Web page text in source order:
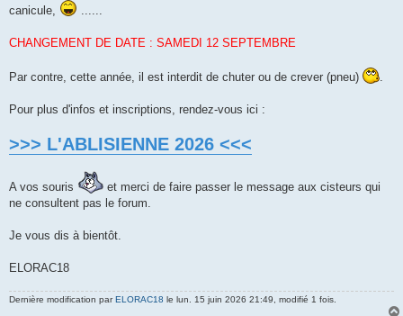
canicule,
......
CHANGEMENT DE DATE : SAMEDI 12 SEPTEMBRE
Par contre, cette année, il est interdit de chuter ou de crever (pneu) .
Pour plus d'infos et inscriptions, rendez-vous ici :
>>> L'ABLISIENNE 2026 <<<
A vos souris
et merci de faire passer le message aux cisteurs qui
ne consultent pas le forum.
Je vous dis à bientôt.
ELORAC18
Dernière modification parELORAC18 le lun. 15 juin 2026 21:49, modifié 1 fois.